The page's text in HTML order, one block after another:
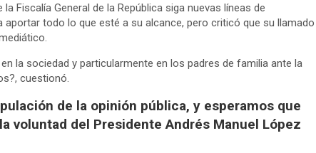
Fiscalía General de la República siga nuevas líneas de
todo lo que esté a su alcance, pero criticó que su llamado
la sociedad y particularmente en los padres de familia ante la
cuestionó.
de la opinión pública, y esperamos que
voluntad del Presidente Andrés Manuel López